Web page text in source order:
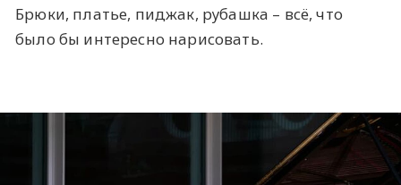
Брюки, платье, пиджак, рубашка – всё, что
было бы интересно нарисовать.